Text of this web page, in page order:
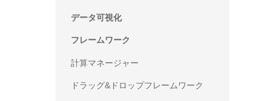
データ可視化
フレームワーク
計算マネージャー
ドラッグ&ドロップフレームワーク